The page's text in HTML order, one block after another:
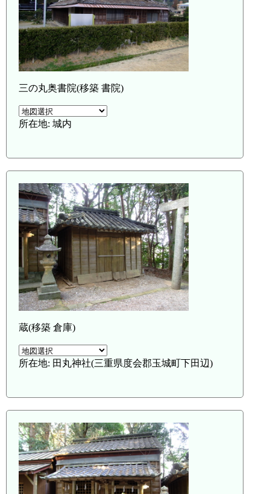
三の丸奥書院(移築 書院)
所在地: 城内
蔵(移築 倉庫)
所在地: 田丸神社(三重県度会郡玉城町下田辺)